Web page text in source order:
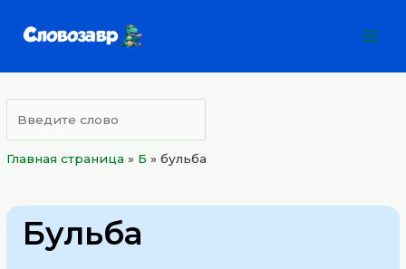
Главная страница » Б »бульба
Бульба